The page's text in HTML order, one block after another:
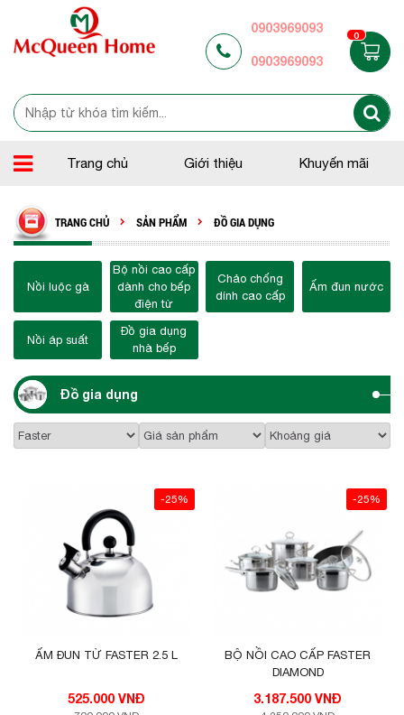
0903969093
0903969093
0
Trang chủ Giới thiệu Khuyến mãi
TRANG CHỦ SẢN PHẨM ĐỒ GIA DỤNG
Nồi luộc gà
Bộ nồi cao cấp
dành cho bếp
điện từ
Chảo chống
dính cao cấp
Ấm đun nước
Nồi áp suất
Đồ gia dụng
nhà bếp
Đồ gia dụng
-25%
ẤM ĐUN TỪ FASTER 2.5 L
525.000 VNĐ
-25%
BỘ NỒI CAO CẤP FASTER
DIAMOND
3.187.500 VNĐ